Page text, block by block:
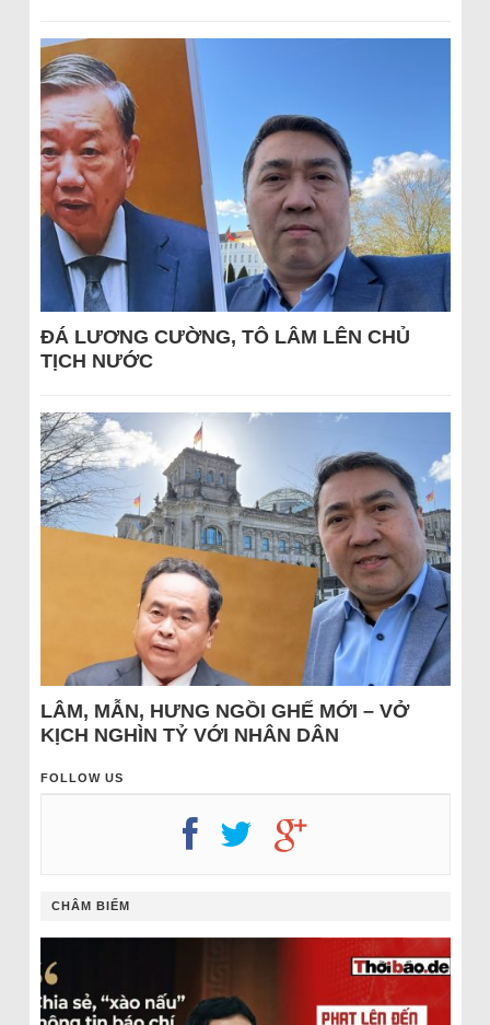
ĐÁ LƯƠNG CƯỜNG, TÔ LÂM LÊN CHỦ
TỊCH NƯỚC
LÂM, MẪN, HƯNG NGỒI GHẾ MỚI – VỞ
KỊCH NGHÌN TỶ VỚI NHÂN DÂN
FOLLOW US
CHÂM BIẾM